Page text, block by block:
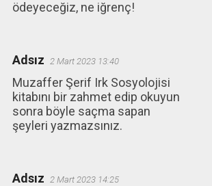
ödeyeceğiz, ne iğrenç!
Adsız 2 Mart 2023 13:40
Muzaffer Şerif Irk Sosyolojisi
kitabını bir zahmet edip okuyun
sonra böyle saçma sapan
şeyleri yazmazsınız.
Adsız 2 Mart 2023 14:25